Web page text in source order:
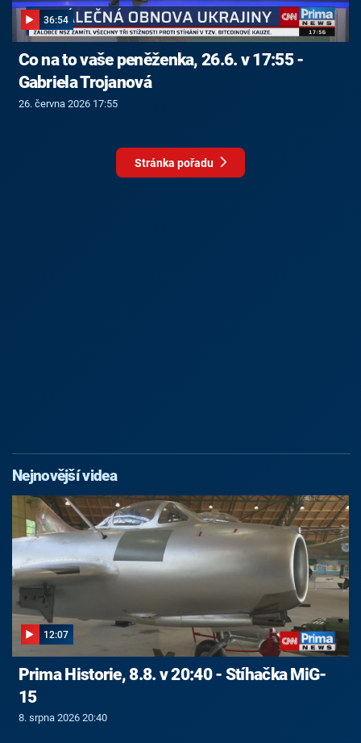
36:54
Co na to vaše peněženka, 26.6. v 17:55 -
Gabriela Trojanová
26. června 2026 17:55
Stránka pořadu
Nejnovější videa
12:07
Prima Historie, 8.8. v 20:40 - Stíhačka MiG-
15
8. srpna 2026 20:40